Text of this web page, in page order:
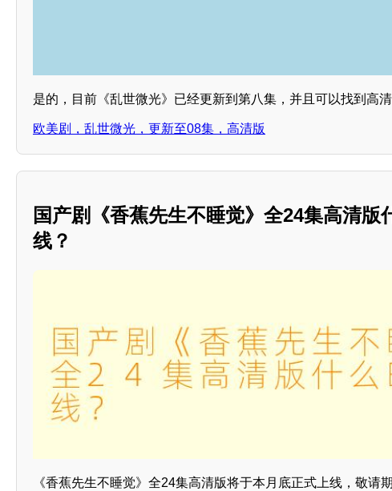
是的，目前《乱世微光》已经更新到第八集，并且可以找到高清
欧美剧，乱世微光，更新至08集，高清版
国产剧《香蕉先生不睡觉》全24集高清版
线？
《香蕉先生不睡觉》全24集高清版将于本月底正式上线，敬请期